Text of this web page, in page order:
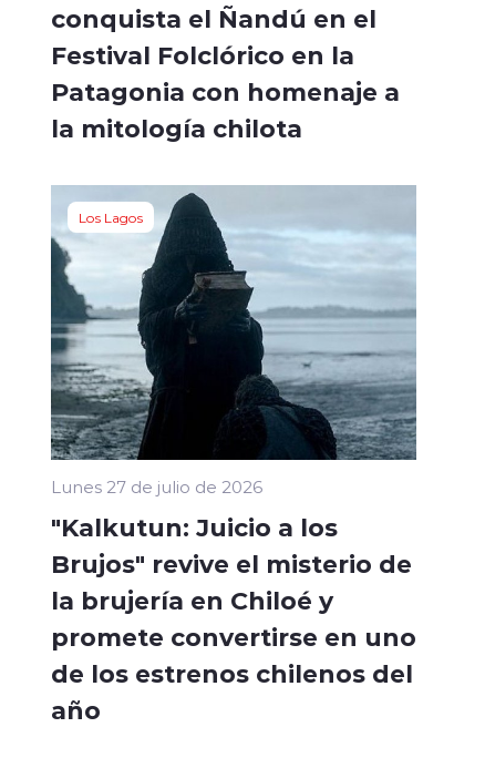
conquista el Ñandú en el
Festival Folclórico en la
Patagonia con homenaje a
la mitología chilota
Los Lagos
Lunes 27 de julio de 2026
"Kalkutun: Juicio a los
Brujos" revive el misterio de
la brujería en Chiloé y
promete convertirse en uno
de los estrenos chilenos del
año